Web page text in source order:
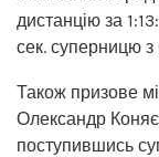
дистанцію за
сек. суперницю
Також призове
Олександр
поступившись